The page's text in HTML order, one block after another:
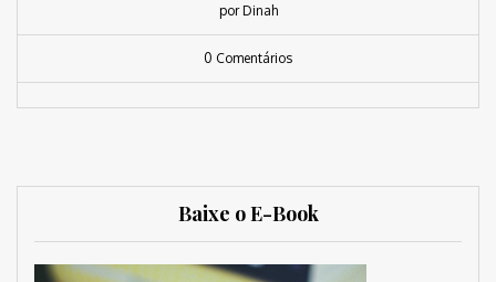
por Dinah
0 Comentários
Baixe o E-Book